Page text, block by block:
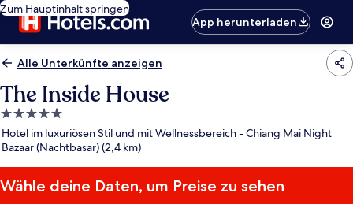
Zum Hauptinhalt springen
App herunterladen
Alle Unterkünfte anzeigen
The Inside House
5.0-
Sterne-
Unterkunft
Hotel im luxuriösen Stil und mit Wellnessbereich - Chiang Mai Night
Bazaar (Nachtbasar) (2,4 km)
Wähle deine Daten, um Preise zu sehen